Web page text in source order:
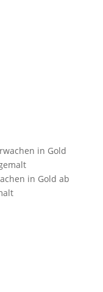
in Gold ab